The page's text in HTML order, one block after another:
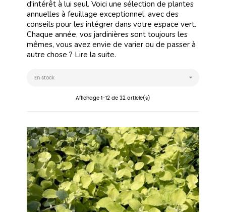
d'intérêt à lui seul. Voici une sélection de plantes
annuelles à feuillage exceptionnel, avec des
conseils pour les intégrer dans votre espace vert.
Chaque année, vos jardinières sont toujours les
mêmes, vous avez envie de varier ou de passer à
autre chose ? Lire la suite.
En stock 
Affichage 1-12 de 32 article(s)